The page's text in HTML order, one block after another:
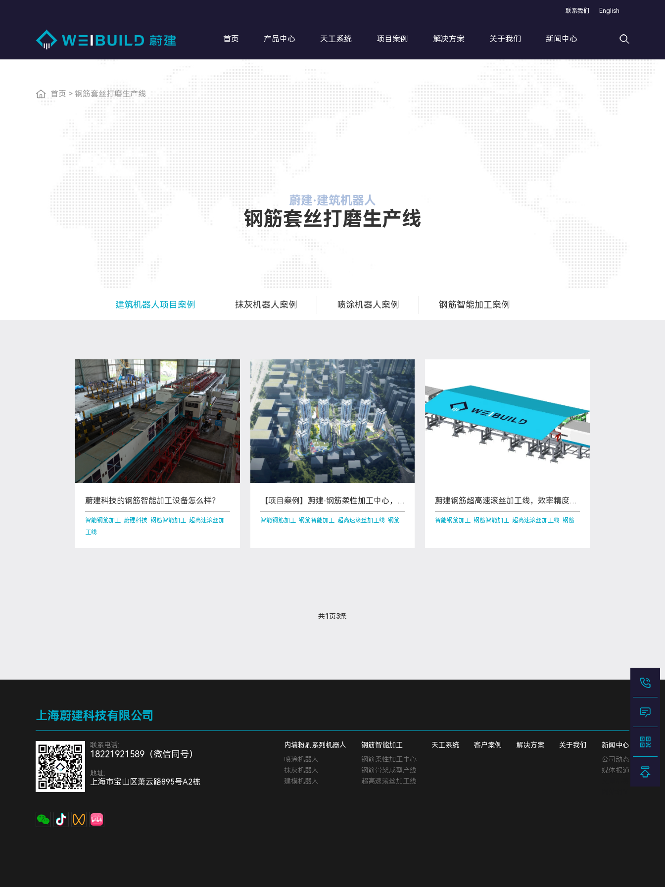
联系我们 English
首页 产品中心 天工系统 项目案例 解决方案 关于我们 新闻中心
首页 > 钢筋套丝打磨生产线
蔚建·建筑机器人
钢筋套丝打磨生产线
建筑机器人项目案例 抹灰机器人案例 喷涂机器人案例 钢筋智能加工案例
蔚建科技的钢筋智能加工设备怎么样？
智能钢筋加工 蔚建科技 钢筋智能加工 超高速滚丝加
工线
【项目案例】蔚建·钢筋柔性加工中心，
深圳鹏宸云筑项目应用
智能钢筋加工 钢筋智能加工 超高速滚丝加工线 钢筋
蔚建钢筋超高速滚丝加工线，效率精度双
突破
智能钢筋加工 钢筋智能加工 超高速滚丝加工线 钢筋
共1 页3条
上海蔚建科技有限公司
联系电话:
18221921589（微信同号）
地址:
上海市宝山区萧云路895号A2栋
内墙粉刷系列机器人
喷涂机器人
抹灰机器人
建模机器人
钢筋智能加工
钢筋柔性加工中心
钢筋骨架成型产线
超高速滚丝加工线
天工系统 客户案例 解决方案 关于我们
新闻中心
公司动态
媒体报道